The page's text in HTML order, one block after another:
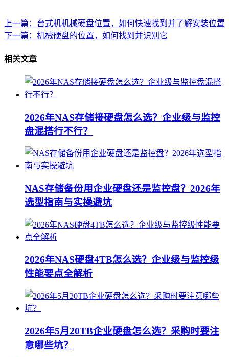
上一篇：台式机机械硬盘位置，如何快速找到并了解安装位置
下一篇：机械硬盘的位置，如何找到并识别它
相关文章
2026年NAS存储接硬盘怎么选？企业级与监控
盘混搭行不行？
NAS存储备份用企业硬盘还是监控盘？2026年
选型指南与实操避坑
2026年NAS硬盘4TB怎么选？企业级与监控级
性能要点全解析
2026年5月20TB企业硬盘怎么选？采购时要注
意哪些坑？